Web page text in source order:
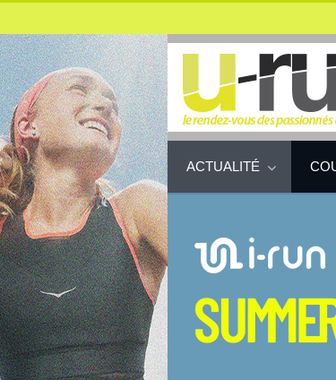
ACTUALITÉ